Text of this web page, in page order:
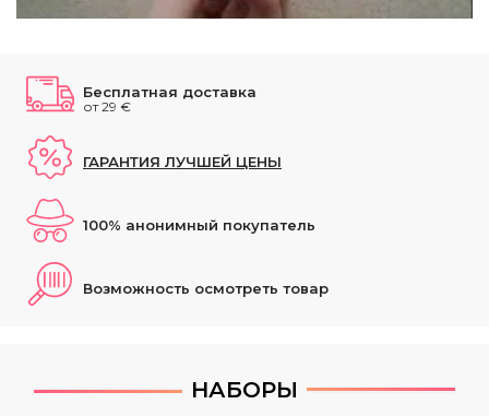
Бесплатная доставка
от 29 €
ГАРАНТИЯ ЛУЧШЕЙ ЦЕНЫ
100% анонимный покупатель
Возможность осмотреть товар
НАБОРЫ